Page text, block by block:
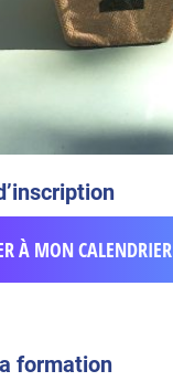
À MON CALENDRIER
formation